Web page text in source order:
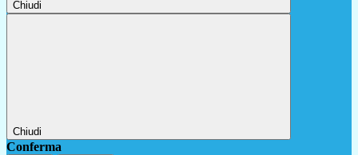
Chiudi
Chiudi
Conferma